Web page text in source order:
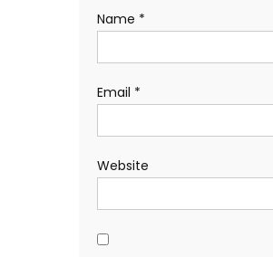
Name *
Email *
Website